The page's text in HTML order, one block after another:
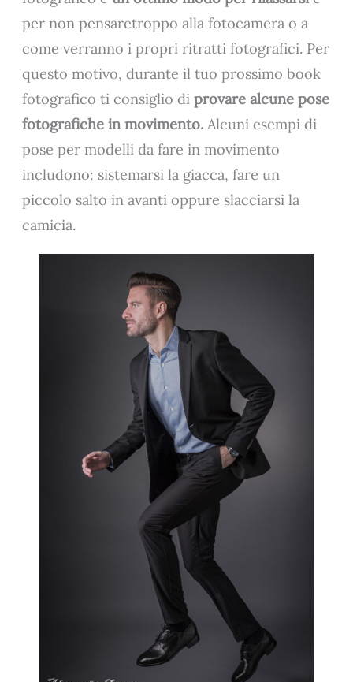
per non pensaretroppo alla fotocamera o a
come verranno i propri ritratti fotografici. Per
questo motivo, durante il tuo prossimo book
fotografico ti consiglio diprovare alcune pose
fotografiche in movimento. Alcuni esempi di
pose per modelli da fare in movimento
includono: sistemarsi la giacca, fare un
piccolo salto in avanti oppure slacciarsi la
camicia.